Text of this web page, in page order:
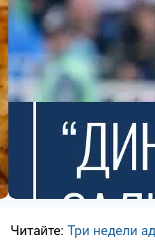
Читайте: Три недели